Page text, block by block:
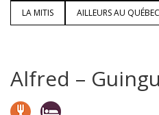
LA MITIS AILLEURS AU QUÉBEC
Alfred –